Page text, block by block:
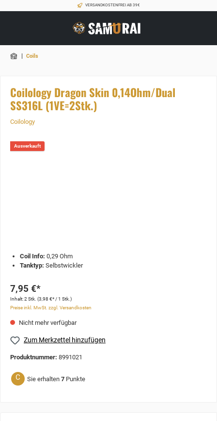
VERSANDKOSTENFREI AB 39€
| Coils
Coilology Dragon Skin 0,14Ohm/Dual
SS316L (1VE=2Stk.)
Coilology
Ausverkauft
Coil Info: 0,29 Ohm
Tanktyp: Selbstwickler
7,95 €*
Inhalt:2 Stk. (3,98 €* / 1 Stk.)
Preise inkl. MwSt. zzgl. Versandkosten
Nicht mehr verfügbar
Zum Merkzettel hinzufügen
Produktnummer: 8991021
C Sie erhalten 7 Punkte